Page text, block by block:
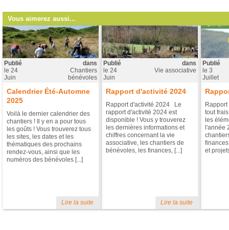
Vous aimerez aussi...
Publié
le 24
Juin
dans
Chantiers
bénévoles
Calendrier Été-Automne
2025
Voilà le dernier calendrier des
chantiers ! Il y en a pour tous
les goûts ! Vous trouverez tous
les sites, les dates et les
thématiques des prochains
rendez-vous, ainsi que les
numéros des bénévoles [...]
Lire la suite
Publié
le 24
Juin
dans
Vie associative
Rapport d'activité 2024
Rapport d'activité 2024 Le
rapport d'activité 2024 est
disponible ! Vous y trouverez
les dernières informations et
chiffres concernant la vie
associative, les chantiers de
bénévoles, les finances, [...]
Lire la suite
Publié
le 3
Juillet
tout
les
l'année
et